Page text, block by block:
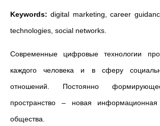
Keywords: digital marketing, career
technologies, social networks.
Современные цифровые технологии
каждого человека и в сферу
отношений. Постоянно
пространство – новая информационная
общества.